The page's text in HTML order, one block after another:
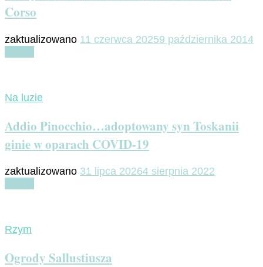
Corso
zaktualizowano 11 czerwca 20259 października 2014
Na luzie
Addio Pinocchio…adoptowany syn Toskanii
ginie w oparach COVID-19
zaktualizowano 31 lipca 20264 sierpnia 2022
Rzym
Ogrody Sallustiusza